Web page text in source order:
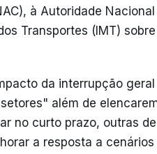
à Autoridade
Transportes (IMT)
da interrupção
além de
no curto prazo, outras
a resposta a cenários